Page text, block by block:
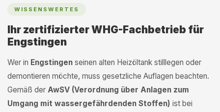
WISSENSWERTES
Ihr zertifizierter WHG-Fachbetrieb für
Engstingen
Wer in Engstingen seinen alten Heizöltank stilllegen oder
demontieren möchte, muss gesetzliche Auflagen beachten.
Gemäß der AwSV (Verordnung über Anlagen zum
Umgang mit wassergefährdenden Stoffen) ist bei